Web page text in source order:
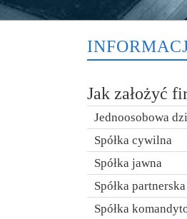
Jak założyć
Jednoosobowa
Spółka cywilna
Spółka jawna
Spółka partnerska
Spółka